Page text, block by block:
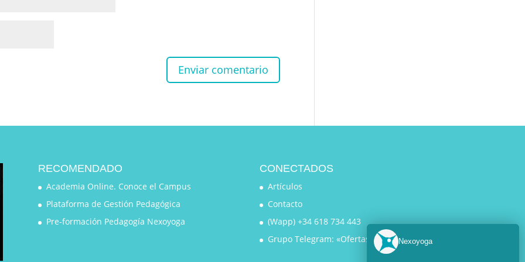
RECOMENDADO
Academia Online. Conoce el Campus
Plataforma de Gestión Pedagógica
Pre-formación Pedagogía Nexoyoga
CONECTADOS
Artículos
Contacto
(Wapp) +34 618 734 443
Grupo Telegram: «Ofertas Exclusivas»Nexoyoga